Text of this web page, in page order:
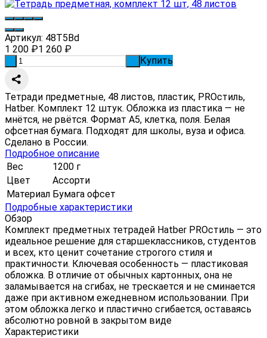
Артикул: 48Т5Вd
1 200 ₽1 260 ₽
Купить
Тетради предметные, 48 листов, пластик, PROстиль,
Hatber. Комплект 12 штук. Обложка из пластика — не
мнётся, не рвётся. Формат А5, клетка, поля. Белая
офсетная бумага. Подходят для школы, вуза и офиса.
Сделано в России.
Подробное описание
Вес
1200 г
Цвет
Ассорти
Материал Бумага офсет
Подробные характеристики
Обзор
Комплект предметных тетрадей Hatber PROстиль — это
идеальное решение для старшеклассников, студентов
и всех, кто ценит сочетание строгого стиля и
практичности. Ключевая особенность — пластиковая
обложка. В отличие от обычных картонных, она не
заламывается на сгибах, не трескается и не сминается
даже при активном ежедневном использовании. При
этом обложка легко и пластично сгибается, оставаясь
абсолютно ровной в закрытом виде
Характеристики